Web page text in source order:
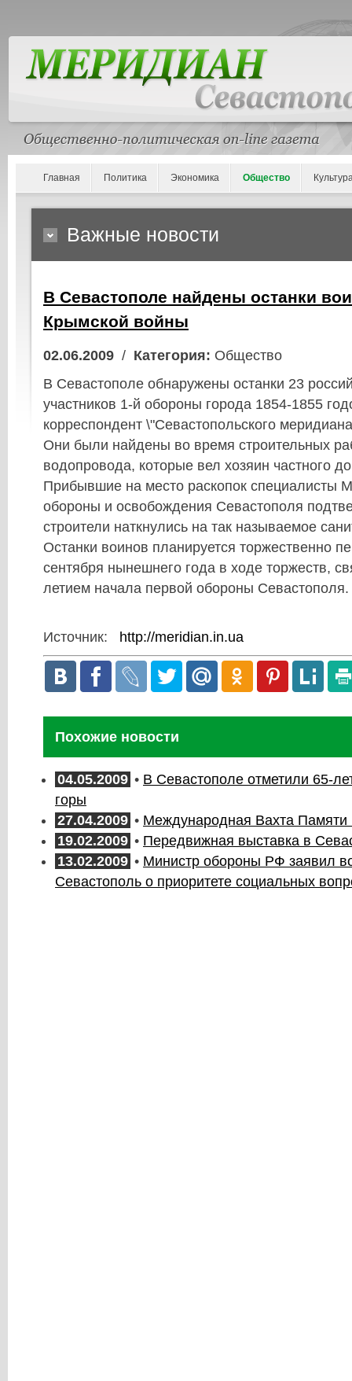
Главная Политика Экономика Общество
Важные новости
В Севастополе найдены останки
Крымской войны
02.06.2009 / Категория: Общество
В Севастополе обнаружены останки 23
участников 1-й обороны города 1854-1855
корреспондент \"Севастопольского
Они были найдены во время строительных
водопровода, которые вел хозяин частного
Прибывшие на место раскопок специалисты
обороны и освобождения Севастополя
строители наткнулись на так называемое
Останки воинов планируется торжественно
сентября нынешнего года в ходе торжеств,
летием начала первой обороны
Источник: http://meridian.in.ua
Похожие новости
04.05.2009 • В Севастополе отметили 65-
горы
27.04.2009 • Международная Вахта Памяти
19.02.2009 • Передвижная выставка в
13.02.2009 • Министр обороны РФ заявил
Севастополь о приоритете социальных